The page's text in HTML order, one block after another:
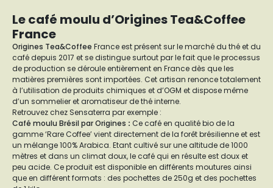
Le café moulu d’Origines Tea&Coffee
France
Origines Tea&Coffee France est présent sur le marché du thé et du
café depuis 2017 et se distingue surtout par le fait que le processus
de production se déroule entièrement en France dès que les
matières premières sont importées. Cet artisan renonce totalement
à l’utilisation de produits chimiques et d’OGM et dispose même
d’un sommelier et aromatiseur de thé interne.
Retrouvez chez Sensaterra par exemple :
Café moulu Brésil par Origines : Ce café en qualité bio de la
gamme ‘Rare Coffee’ vient directement de la forêt brésilienne et est
un mélange 100% Arabica. Etant cultivé sur une altitude de 1000
mètres et dans un climat doux, le café qui en résulte est doux et
peu acide. Ce produit est disponible en différents moutures ainsi
que en différent formats : des pochettes de 250g et des pochettes